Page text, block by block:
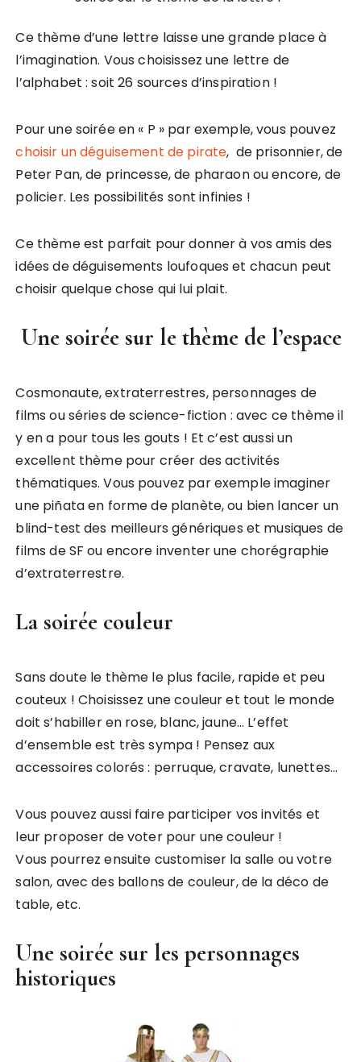
Ce thème d’une lettre laisse une grande place à
l’imagination. Vous choisissez une lettre de
l’alphabet : soit 26 sources d’inspiration !
Pour une soirée en « P » par exemple, vous pouvez
choisir un déguisement de pirate, de prisonnier, de
Peter Pan, de princesse, de pharaon ou encore, de
policier. Les possibilités sont infinies !
Ce thème est parfait pour donner à vos amis des
idées de déguisements loufoques et chacun peut
choisir quelque chose qui lui plait.
Une soirée sur le thème de l’espace
Cosmonaute, extraterrestres, personnages de
films ou séries de science-fiction : avec ce thème il
y en a pour tous les gouts ! Et c’est aussi un
excellent thème pour créer des activités
thématiques. Vous pouvez par exemple imaginer
une piñata en forme de planète, ou bien lancer un
blind-test des meilleurs génériques et musiques de
films de SF ou encore inventer une chorégraphie
d’extraterrestre.
La soirée couleur
Sans doute le thème le plus facile, rapide et peu
couteux ! Choisissez une couleur et tout le monde
doit s’habiller en rose, blanc, jaune… L’effet
d’ensemble est très sympa ! Pensez aux
accessoires colorés : perruque, cravate, lunettes…
Vous pouvez aussi faire participer vos invités et
leur proposer de voter pour une couleur !
Vous pourrez ensuite customiser la salle ou votre
salon, avec des ballons de couleur, de la déco de
table, etc.
Une soirée sur les personnages
historiques